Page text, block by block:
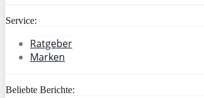
Service:
Ratgeber
Marken
Beliebte Berichte: